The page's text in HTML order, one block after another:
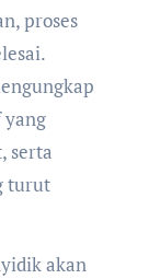
proses
serta
turut
akan